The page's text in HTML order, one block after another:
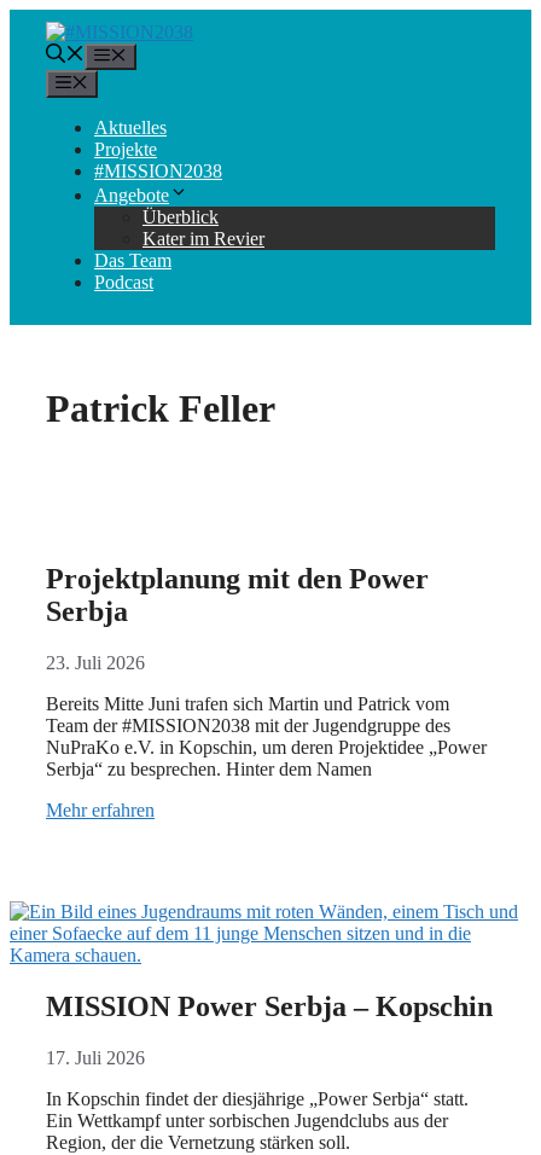
Inhalt
springen
Aktuelles
Projekte
#MISSION2038
Angebote
Überblick
Kater im Revier
Das Team
Podcast
Patrick Feller
Projektplanung mit den Power
Serbja
23. Juli 2026
Bereits Mitte Juni trafen sich Martin und Patrick vom
Team der #MISSION2038 mit der Jugendgruppe des
NuPraKo e.V. in Kopschin, um deren Projektidee „Power
Serbja“ zu besprechen. Hinter dem Namen
Mehr erfahren
MISSION Power Serbja – Kopschin
17. Juli 2026
In Kopschin findet der diesjährige „Power Serbja“ statt.
Ein Wettkampf unter sorbischen Jugendclubs aus der
Region, der die Vernetzung stärken soll.